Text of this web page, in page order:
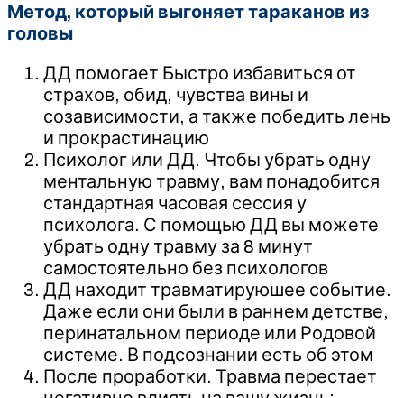
Метод, который выгоняет тараканов из
головы
ДД помогает Быстро избавиться от
страхов, обид, чувства вины и
созависимости, а также победить лень
и прокрастинацию
Психолог или ДД. Чтобы убрать одну
ментальную травму, вам понадобится
стандартная часовая сессия у
психолога. С помощью ДД вы можете
убрать одну травму за 8 минут
самостоятельно без психологов
ДД находит травматируюшее событие.
Даже если они были в раннем детстве,
перинатальном периоде или Родовой
системе. В подсознании есть об этом
После проработки. Травма перестает